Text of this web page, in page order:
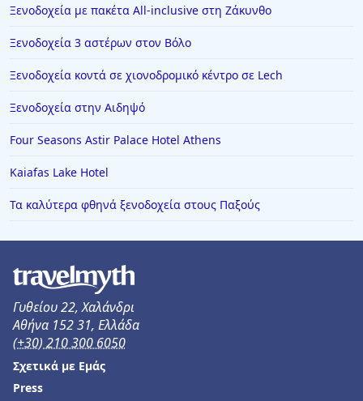
Ξενοδοχεία στην Τρίπολη
Ξενοδοχεία στην Κινέτα
Ξενοδοχεία στην Πέρδικα
Ξενοδοχεία στην Κόνιτσα
Ξενοδοχεία στη Νέα Καλλικράτεια
Ξενοδοχεία στους Άγιους Θεόδωρους
Ξενοδοχεία στο Ελατοχώρι
Ξενοδοχεία στη Ζανζιβάρη
Ξενοδοχεία στην Κεραμωτή
Ξενοδοχεία με πακέτα All-inclusive στη Ζάκυνθο
Ξενοδοχεία 3 αστέρων στον Βόλο
Ξενοδοχεία κοντά σε χιονοδρομικό κέντρο σε Lech
Ξενοδοχεία στην Αιδηψό
Four Seasons Astir Palace Hotel Athens
Kaiafas Lake Hotel
Τα καλύτερα φθηνά ξενοδοχεία στους Παξούς
Γυθείου 22, Χαλάνδρι
Αθήνα 152 31, Ελλάδα
(+30) 210 300 6050
Σχετικά με Εμάς
Press